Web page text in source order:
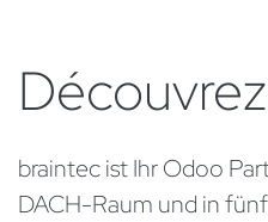
braintec ist Ihr Odoo
DACH-Raum und in